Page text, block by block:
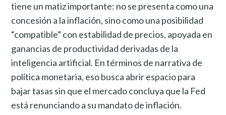
tiene un matiz importante: no se presenta como una
concesión a la inflación, sino como una posibilidad
“compatible” con estabilidad de precios, apoyada en
ganancias de productividad derivadas de la
inteligencia artificial. En términos de narrativa de
política monetaria, eso busca abrir espacio para
bajar tasas sin que el mercado concluya que la Fed
está renunciando a su mandato de inflación.